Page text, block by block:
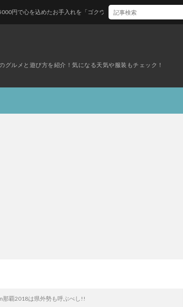
ルメと遊び方を紹介！気になる天気や服装もチェック！
お手入れを「ゴクウ」へ
那覇2018は県外勢も呼ぶべし!!